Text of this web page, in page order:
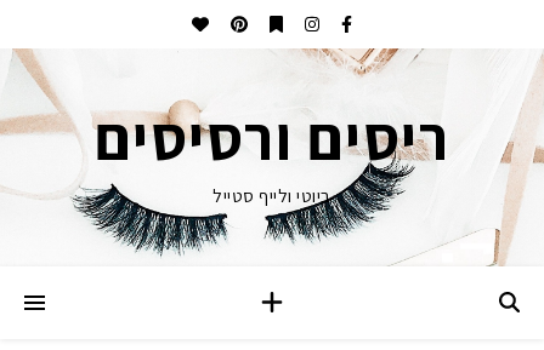
ריסים ורסיסים
ביוטי ולייף סטייל